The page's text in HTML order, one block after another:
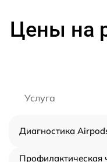
Цены на
Услуга
Диагностика
Профилактическая